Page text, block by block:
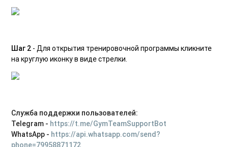
Как открыть видео тренировку в маленьком окне на
экране телефона?
урок?
приложения в мобильном браузере?
Как выйти из приложения?
Как удалить аккаунт на платформе?
Шаг 2 - Для открытия тренировочной программы кликните
на круглую иконку в виде стрелки.
Служба поддержки пользователей:
Telegram - https://t.me/GymTeamSupportBot
WhatsApp - https://api.whatsapp.com/send?
phone=79958871172